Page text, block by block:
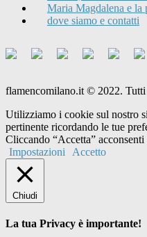
Maria Magdalena e la
dove siamo e contatti
flamencomilano.it © 2022.
Utilizziamo i cookie sul nostro
pertinente ricordando le tue
Cliccando “Accetta”
Impostazioni
Accetto
Chiudi
La tua Privacy è importante!